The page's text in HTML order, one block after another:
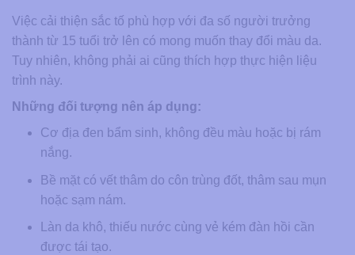
Việc cải thiện sắc tố phù hợp với đa số người trưởng
thành từ 15 tuổi trở lên có mong muốn thay đổi màu da.
Tuy nhiên, không phải ai cũng thích hợp thực hiện liệu
trình này.
Những đối tượng nên áp dụng:
Cơ địa đen bẩm sinh, không đều màu hoặc bị rám
nắng.
Bề mặt có vết thâm do côn trùng đốt, thâm sau mụn
hoặc sạm nám.
Làn da khô, thiếu nước cùng vẻ kém đàn hồi cần
được tái tạo.